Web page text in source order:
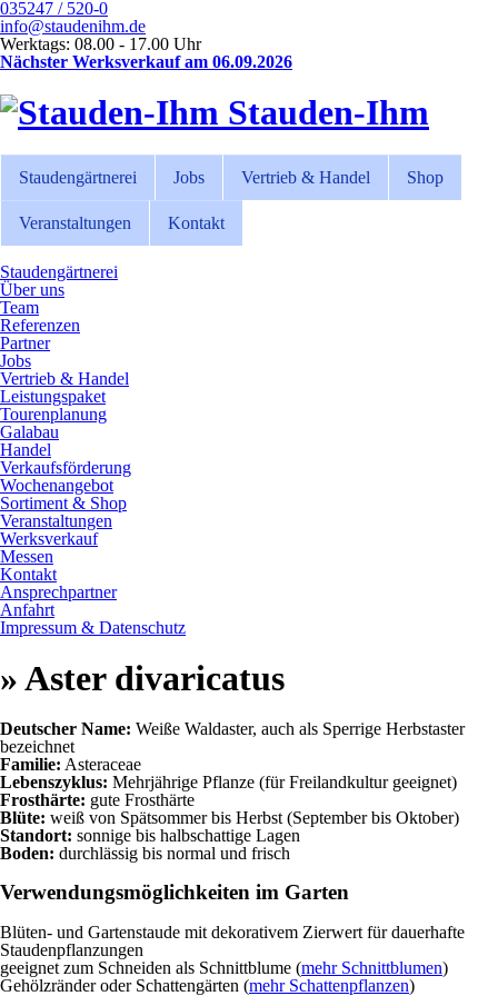
035247 / 520-0
info@staudenihm.de
Werktags: 08.00 - 17.00 Uhr
Nächster Werksverkauf am 06.09.2026
Stauden-Ihm
Staudengärtnerei Jobs Vertrieb & Handel Shop
Veranstaltungen Kontakt
Staudengärtnerei
Über uns
Team
Referenzen
Partner
Jobs
Vertrieb & Handel
Leistungspaket
Tourenplanung
Galabau
Handel
Verkaufsförderung
Wochenangebot
Sortiment & Shop
Veranstaltungen
Werksverkauf
Messen
Kontakt
Ansprechpartner
Anfahrt
Impressum & Datenschutz
» Aster divaricatus
Deutscher Name: Weiße Waldaster, auch als Sperrige Herbstaster
bezeichnet
Familie: Asteraceae
Lebenszyklus: Mehrjährige Pflanze (für Freilandkultur geeignet)
Frosthärte: gute Frosthärte
Blüte: weiß von Spätsommer bis Herbst (September bis Oktober)
Standort: sonnige bis halbschattige Lagen
Boden: durchlässig bis normal und frisch
Verwendungsmöglichkeiten im Garten
Blüten- und Gartenstaude mit dekorativem Zierwert für dauerhafte
Staudenpflanzungen
geeignet zum Schneiden als Schnittblume (mehr Schnittblumen)
Gehölzränder oder Schattengärten (mehr Schattenpflanzen)